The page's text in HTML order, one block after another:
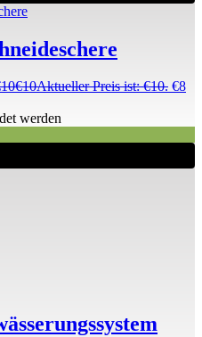
€10Aktueller Preis ist: €10. €8
werden